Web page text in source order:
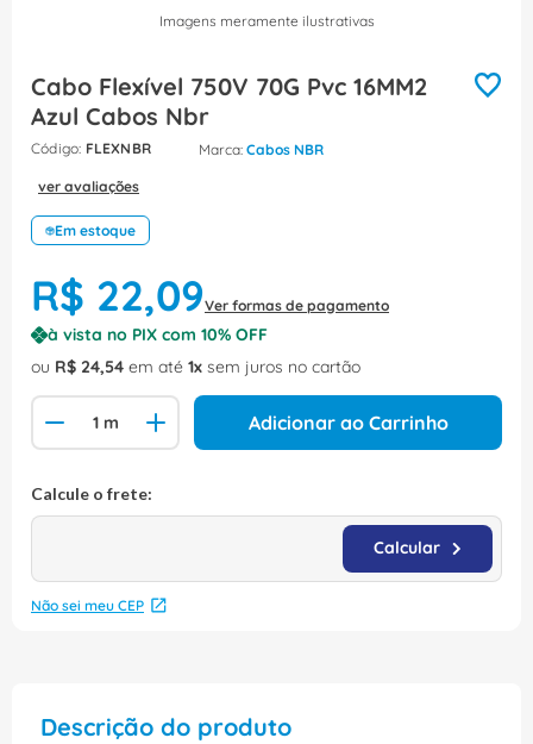
Imagens meramente ilustrativas
Cabo Flexível 750V 70G Pvc 16MM2
Azul Cabos Nbr
: FLEXNBR Cabos NBR
ver avaliações
Em estoque
R$ 22,09Ver formas de pagamento
à vista no PIX com 10% OFF
ou R$ 24,54 em até 1 sem juros no cartão
Adicionar ao Carrinho
Não sei meu CEP
Descrição do produto